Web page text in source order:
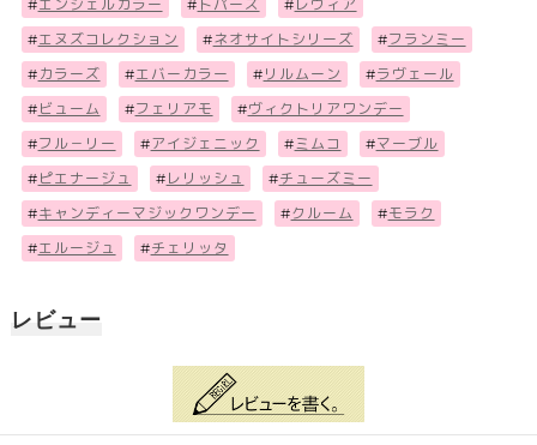
#エンジェルカラー # トパーズ # レヴィア
#エヌズコレクション #ネオサイトシリーズ #フランミー
# カラーズ #エバーカラー # リルムーン #ラヴェール
# ビューム #フェリアモ #ヴィクトリアワンデー
#フル－リー #アイジェニック #ミムコ #マーブル
# ピエナージュ # レリッシュ #チューズミー
#キャンディーマジックワンデー #クルーム #モラク
#エルージュ #チェリッタ
レビュー